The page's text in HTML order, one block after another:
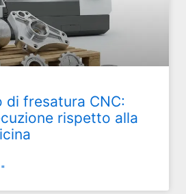
di fresatura CNC:
rispetto alla